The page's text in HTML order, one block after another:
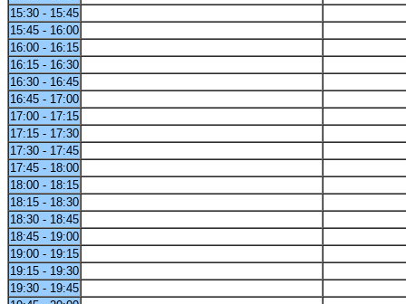
15:30 - 15:45
15:45 - 16:00
16:00 - 16:15
16:15 - 16:30
16:30 - 16:45
16:45 - 17:00
17:00 - 17:15
17:15 - 17:30
17:30 - 17:45
17:45 - 18:00
18:00 - 18:15
18:15 - 18:30
18:30 - 18:45
18:45 - 19:00
19:00 - 19:15
19:15 - 19:30
19:30 - 19:45